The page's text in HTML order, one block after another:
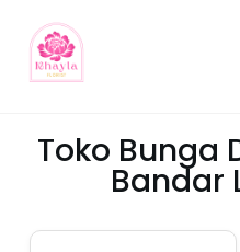
Toko Bunga
Bandar